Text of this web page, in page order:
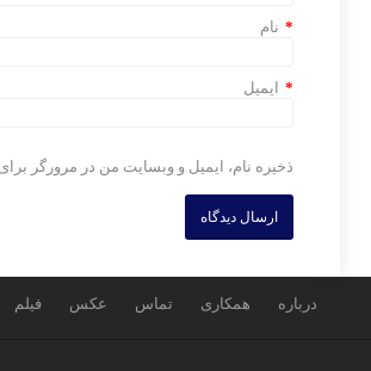
نام *
ایمیل *
ذخیره نام، ایمیل و وبسایت من در مرورگر
درباره همکاری تماس عکس فیلم